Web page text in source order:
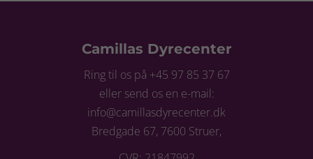
Camillas Dyrecenter
Ring til os på +45 97 85 37 67
eller send os en e-mail:
info@camillasdyrecenter.dk
Bredgade 67, 7600 Struer,